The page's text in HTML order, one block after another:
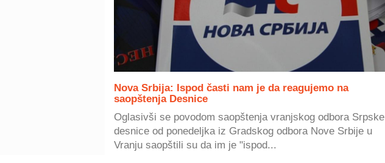
Nova Srbija: Ispod časti nam je da reagujemo na
saopštenja Desnice
Oglasivši se povodom saopštenja vranjskog odbora Srpske
desnice od ponedeljka iz Gradskog odbora Nove Srbije u
Vranju saopštili su da im je "ispod...